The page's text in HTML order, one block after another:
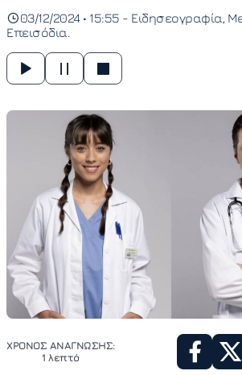
03/12/2024 • 15:55 - Ειδησεογραφία
Επεισόδια
ΧΡΟΝΟΣ ΑΝΑΓΝΩΣΗΣ:
1 λεπτό